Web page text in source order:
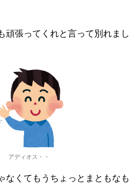
頑張ってくれと言って別れまし
アディオス・・
なくてもうちょっとまともなも